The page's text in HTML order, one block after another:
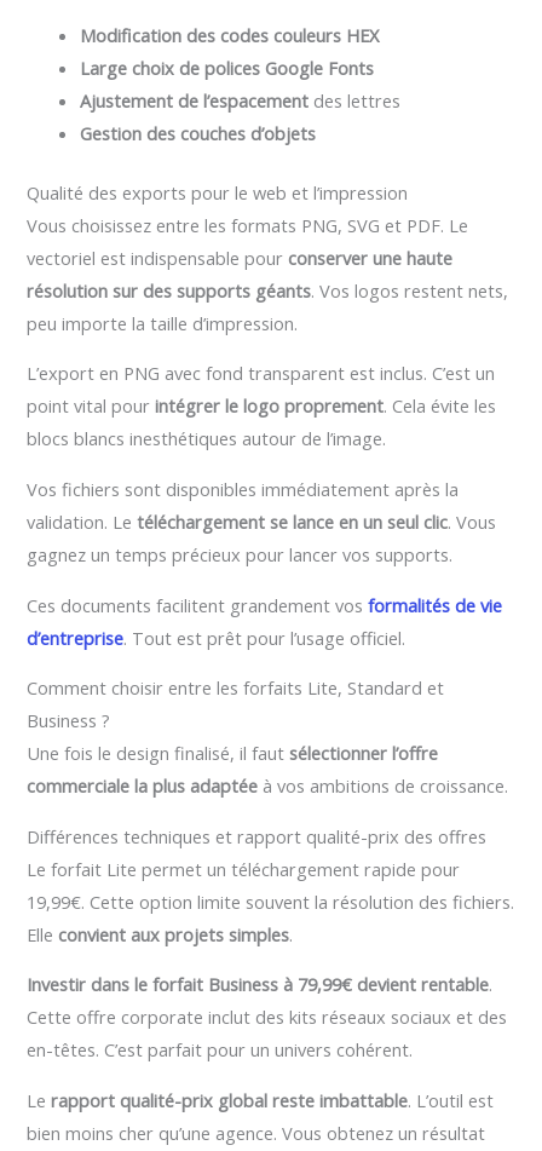
Modification des codes couleurs HEX
Large choix de polices Google Fonts
Ajustement de l’espacement des lettres
Gestion des couches d’objets
Qualité des exports pour le web et l’impression
Vous choisissez entre les formats PNG, SVG et PDF. Le
vectoriel est indispensable pour conserver une haute
résolution sur des supports géants. Vos logos restent nets,
peu importe la taille d’impression.
L’export en PNG avec fond transparent est inclus. C’est un
point vital pourintégrer le logo proprement. Cela évite les
blocs blancs inesthétiques autour de l’image.
Vos fichiers sont disponibles immédiatement après la
validation. Letéléchargement se lance en un seul clic. Vous
gagnez un temps précieux pour lancer vos supports.
Ces documents facilitent grandement vosformalités de vie
d’entreprise. Tout est prêt pour l’usage officiel.
Comment choisir entre les forfaits Lite, Standard et
Business ?
Une fois le design finalisé, il fautsélectionner l’offre
commerciale la plus adaptée à vos ambitions de croissance.
Différences techniques et rapport qualité-prix des offres
Le forfait Lite permet un téléchargement rapide pour
19,99€. Cette option limite souvent la résolution des fichiers.
Elle convient aux projets simples.
Investir dans le forfait Business à 79,99€ devient rentable.
Cette offre corporate inclut des kits réseaux sociaux et des
en-têtes. C’est parfait pour un univers cohérent.
Lerapport qualité-prix global reste imbattable. L’outil est
bien moins cher qu’une agence. Vous obtenez un résultat